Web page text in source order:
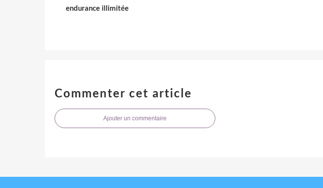
endurance illimitée
Commenter cet article
Ajouter un commentaire